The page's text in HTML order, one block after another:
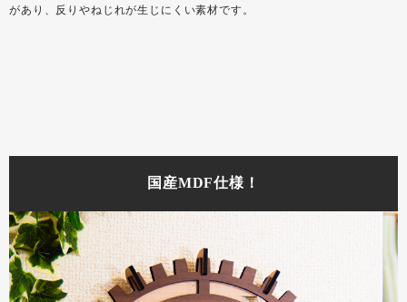
があり、反りやねじれが生じにくい素材です。
国産MDF仕様！